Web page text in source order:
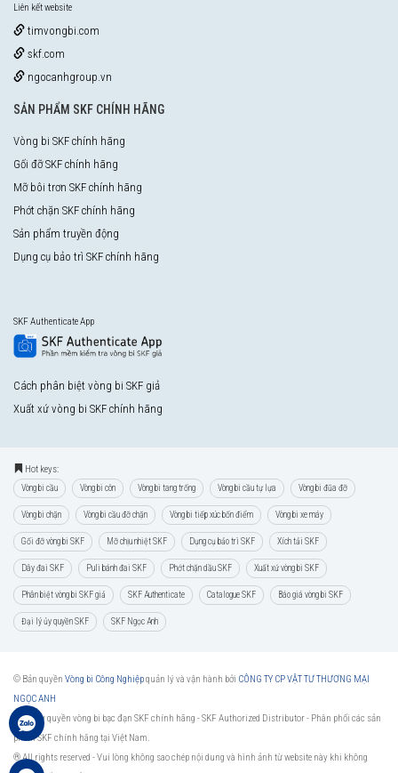
Liên kết website
timvongbi.com
skf.com
ngocanhgroup.vn
SẢN PHẨM SKF CHÍNH HÃNG
Vòng bi SKF chính hãng
Gối đỡ SKF chính hãng
Mỡ bôi trơn SKF chính hãng
Phớt chặn SKF chính hãng
Sản phẩm truyền động
Dụng cụ bảo trì SKF chính hãng
SKF Authenticate App
Cách phân biệt vòng bi SKF giả
Xuất xứ vòng bi SKF chính hãng
Hot keys:
Vòng bi cầu Vòng bi côn Vòng bi tang trống Vòng bi cầu tự lựa Vòng bi đũa đỡ
Vòng bi chặn Vòng bi cầu đỡ chặn Vòng bi tiếp xúc bốn điểm Vòng bi xe máy
Gối đỡ vòng bi SKF Mỡ chịu nhiệt SKF Dụng cụ bảo trì SKF Xích tải SKF
Dây đai SKF Puli bánh đai SKF Phớt chặn dầu SKF Xuất xứ vòng bi SKF
Phân biệt vòng bi SKF giả SKF Authenticate Catalogue SKF Báo giá vòng bi SKF
Đại lý ủy quyền SKF SKF Ngọc Anh
© Bản quyền Vòng bi Công Nghiệpquản lý và vận hành bởi CÔNG TY CP VẬT TƯ THƯƠNG MẠI
NGỌC ANH
Đại lý ủy quyền vòng bi bạc đạn SKF chính hãng -SKF Authorized Distributor- Phân phối các sản
phẩm SKF chính hãng tại Việt Nam.
® All rights reserved - Vui lòng không sao chép nội dung và hình ảnh từ website này khi không